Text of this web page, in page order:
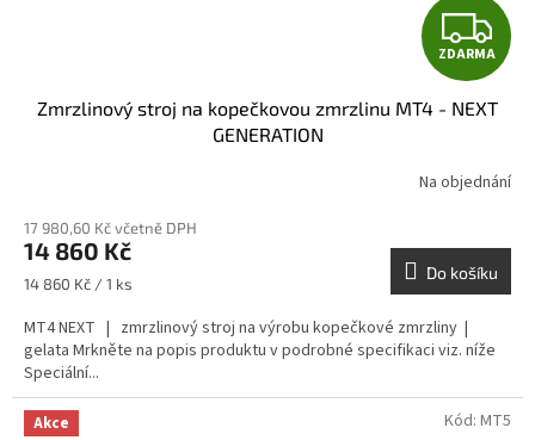
Z
D
A
R
A
ZDARMA
Zmrzlinový stroj na kopečkovou zmrzlinu MT4 - NEXT
GENERATION
Na objednání
17 980,60 Kč včetně DPH
14 860 Kč
Měrná
14 860 Kč / 1 ks
Do košíku
MT4 NEXT | zmrzlinový stroj na výrobu kopečkové zmrzliny |
gelata Mrkněte na popis produktu v podrobné specifikaci viz. níže
Speciální...
Akce
Kód: MT5